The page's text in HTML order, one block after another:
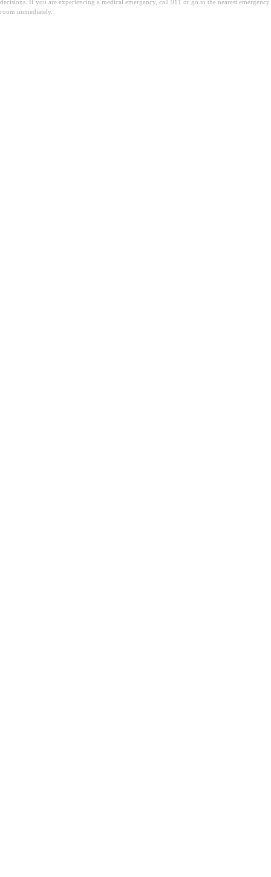
decisions. If you are experiencing a medical emergency, call 911 or go to the nearest emergency
room immediately.